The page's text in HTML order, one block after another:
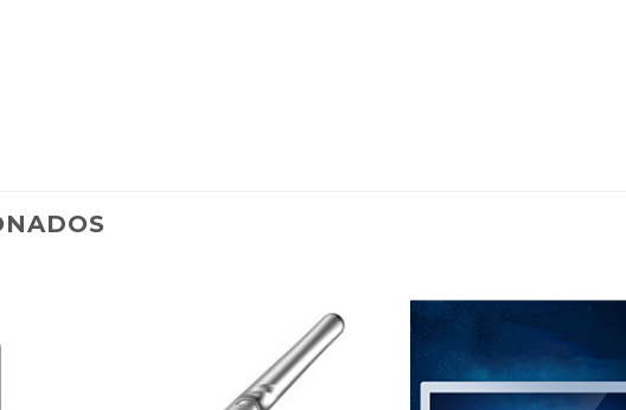
Adicionar
Favoritos